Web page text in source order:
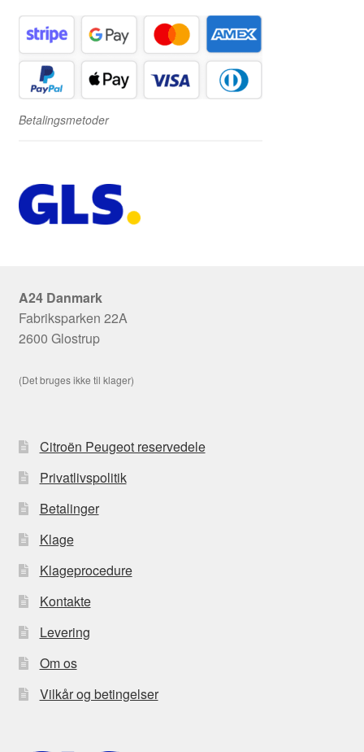
Betalingsmetoder
A24 Danmark
Fabriksparken 22A
2600 Glostrup
(Det bruges ikke til klager)
Citroën Peugeot reservedele
Privatlivspolitik
Betalinger
Klage
Klageprocedure
Kontakte
Levering
Om os
Vilkår og betingelser